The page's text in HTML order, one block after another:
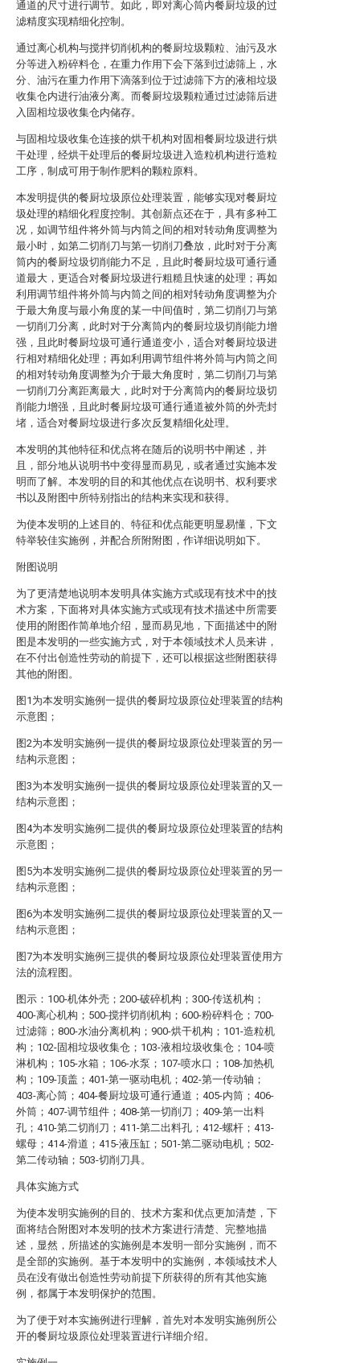
通道的尺寸进行调节。如此，即对离心筒内餐厨垃圾的过
滤精度实现精细化控制。
通过离心机构与搅拌切削机构的餐厨垃圾颗粒、油污及水
分等进入粉碎料仓，在重力作用下会下落到过滤筛上，水
分、油污在重力作用下滴落到位于过滤筛下方的液相垃圾
收集仓内进行油液分离。而餐厨垃圾颗粒通过过滤筛后进
入固相垃圾收集仓内储存。
与固相垃圾收集仓连接的烘干机构对固相餐厨垃圾进行烘
干处理，经烘干处理后的餐厨垃圾进入造粒机构进行造粒
工序，制成可用于制作肥料的颗粒原料。
本发明提供的餐厨垃圾原位处理装置，能够实现对餐厨垃
圾处理的精细化程度控制。其创新点还在于，具有多种工
况，如调节组件将外筒与内筒之间的相对转动角度调整为
最小时，如第二切削刀与第一切削刀叠放，此时对于分离
筒内的餐厨垃圾切削能力不足，且此时餐厨垃圾可通行通
道最大，更适合对餐厨垃圾进行粗糙且快速的处理；再如
利用调节组件将外筒与内筒之间的相对转动角度调整为介
于最大角度与最小角度的某一中间值时，第二切削刀与第
一切削刀分离，此时对于分离筒内的餐厨垃圾切削能力增
强，且此时餐厨垃圾可通行通道变小，适合对餐厨垃圾进
行相对精细化处理；再如利用调节组件将外筒与内筒之间
的相对转动角度调整为介于最大角度时，第二切削刀与第
一切削刀分离距离最大，此时对于分离筒内的餐厨垃圾切
削能力增强，且此时餐厨垃圾可通行通道被外筒的外壳封
堵，适合对餐厨垃圾进行多次反复精细化处理。
本发明的其他特征和优点将在随后的说明书中阐述，并
且，部分地从说明书中变得显而易见，或者通过实施本发
明而了解。本发明的目的和其他优点在说明书、权利要求
书以及附图中所特别指出的结构来实现和获得。
为使本发明的上述目的、特征和优点能更明显易懂，下文
特举较佳实施例，并配合所附附图，作详细说明如下。
附图说明
为了更清楚地说明本发明具体实施方式或现有技术中的技
术方案，下面将对具体实施方式或现有技术描述中所需要
使用的附图作简单地介绍，显而易见地，下面描述中的附
图是本发明的一些实施方式，对于本领域技术人员来讲，
在不付出创造性劳动的前提下，还可以根据这些附图获得
其他的附图。
图1为本发明实施例一提供的餐厨垃圾原位处理装置的结构
示意图；
图2为本发明实施例一提供的餐厨垃圾原位处理装置的另一
结构示意图；
图3为本发明实施例一提供的餐厨垃圾原位处理装置的又一
结构示意图；
图4为本发明实施例二提供的餐厨垃圾原位处理装置的结构
示意图；
图5为本发明实施例二提供的餐厨垃圾原位处理装置的另一
结构示意图；
图6为本发明实施例二提供的餐厨垃圾原位处理装置的又一
结构示意图；
图7为本发明实施例三提供的餐厨垃圾原位处理装置使用方
法的流程图。
图示：100-机体外壳；200-破碎机构；300-传送机构；
400-离心机构；500-搅拌切削机构；600-粉碎料仓；700-
过滤筛；800-水油分离机构；900-烘干机构；101-造粒机
构；102-固相垃圾收集仓；103-液相垃圾收集仓；104-喷
淋机构；105-水箱；106-水泵；107-喷水口；108-加热机
构；109-顶盖；401-第一驱动电机；402-第一传动轴；
403-离心筒；404-餐厨垃圾可通行通道；405-内筒；406-
外筒；407-调节组件；408-第一切削刀；409-第一出料
孔；410-第二切削刀；411-第二出料孔；412-螺杆；413-
螺母；414-滑道；415-液压缸；501-第二驱动电机；502-
第二传动轴；503-切削刀具。
具体实施方式
为使本发明实施例的目的、技术方案和优点更加清楚，下
面将结合附图对本发明的技术方案进行清楚、完整地描
述，显然，所描述的实施例是本发明一部分实施例，而不
是全部的实施例。基于本发明中的实施例，本领域技术人
员在没有做出创造性劳动前提下所获得的所有其他实施
例，都属于本发明保护的范围。
为了便于对本实施例进行理解，首先对本发明实施例所公
开的餐厨垃圾原位处理装置进行详细介绍。